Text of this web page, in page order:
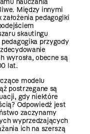
nauczania
Między innymi
pedagogiki
skautingu
przygody
wyrosła, obecne są
lat.
modelu
postrzegane są
gdy niektóre
Odpowiedź jest
zaczynamy
wyprzedzających
ich na szerszą